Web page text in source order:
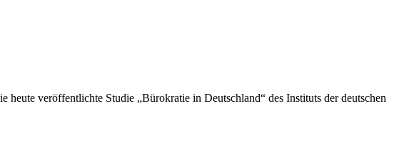
veröffentlichte Studie „Bürokratie in Deutschland“ des Instituts der deutschen